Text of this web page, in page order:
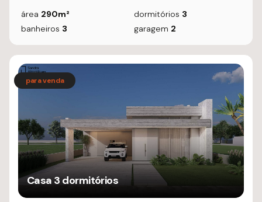
área 290m² dormitórios 3
banheiros 3 garagem 2
Casa 3 dormitórios